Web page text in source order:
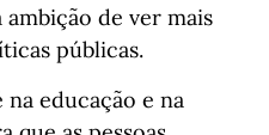
de ver mais
públicas.
educação e na